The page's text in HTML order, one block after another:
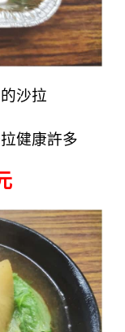
沙拉
健康許多